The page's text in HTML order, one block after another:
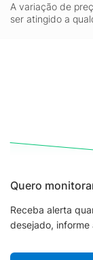
A variação de
ser atingido a
Quero
Receba alerta
desejado,